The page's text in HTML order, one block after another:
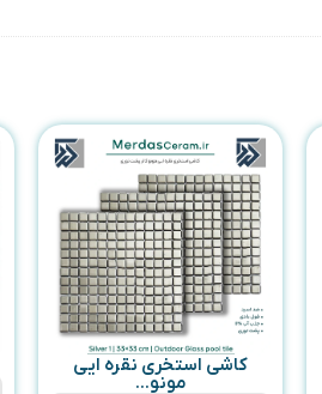
کاشی استخری نقره ایی
مونو...